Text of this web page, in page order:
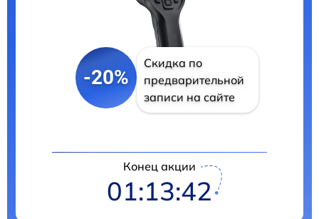
-20%
Скидка по
предварительной
записи на сайте
Конец акции
01:13:41